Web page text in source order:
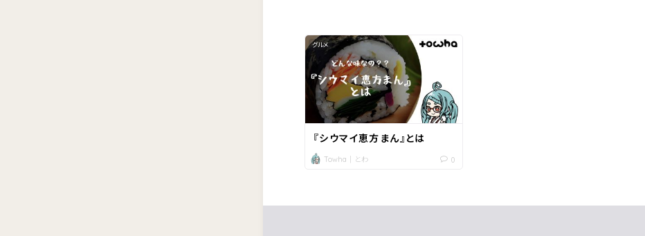
グルメ
『シウマイ恵方まん』とは
Towha｜とわ 0